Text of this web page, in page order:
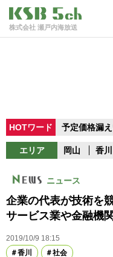
株式会社 瀬戸内海放送
HOTワード 予定価格漏
エリア 岡山 香川
ニュース
企業の代表が技術を
サービス業や金融機
2019/10/9 18:15
香川
社会